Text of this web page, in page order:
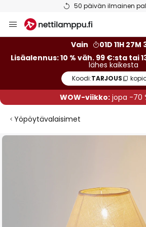
50 päivän ilmainen
to
Vain
01D 11H 27M
Lisäalennus: 10 % väh. 99 €:sta tai
lähes kaikesta
Koodi:TARJOUS
WOW-viikko:jopa -70
Yöpöytävalaisimet
Skip